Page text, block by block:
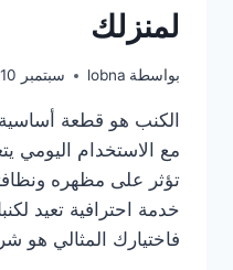
لمنزلك
بواسطة lobna سبتمبر 10, 2025
الكنب هو قطعة
مع الاستخدام اليومي
تؤثر على مظهره
خدمة احترافية تعيد
فاختيارك المثالي هو